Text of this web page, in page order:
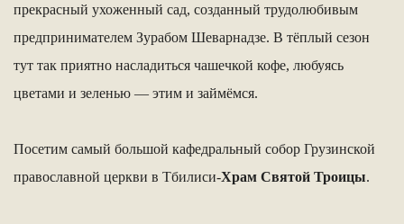
прекрасный ухоженный сад, созданный трудолюбивым
предпринимателем Зурабом Шеварнадзе. В тёплый сезон
тут так приятно насладиться чашечкой кофе, любуясь
цветами и зеленью — этим и займёмся.
Посетим самый большой кафедральный собор Грузинской
православной церкви в Тбилиси-Храм Святой Троицы.